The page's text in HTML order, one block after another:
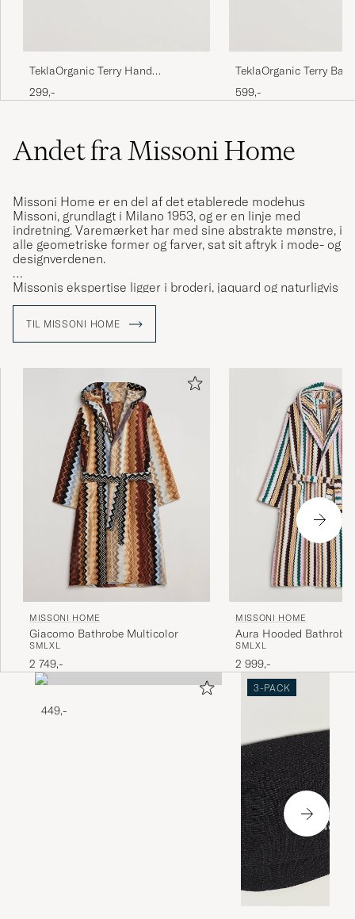
TeklaOrganic Terry Hand
TowelSailor Stripes
299,-
TeklaOrganic Terry Bath
TowelSailor Stripes
599,-
Andet fra Missoni Home
Missoni Home er en del af det etablerede modehus
Missoni, grundlagt i Milano 1953, og er en linje med
indretning. Varemærket har med sine abstrakte mønstre, i
alle geometriske former og farver, sat sit aftryk i mode- og
designverdenen.
Missonis ekspertise ligger i broderi, jaquard og naturligvis
det klassiske zigzag-mønster, som forbindes med
kulør på hverdagen.
TIL MISSONI HOME
MISSONI HOME
Giacomo Bathrobe Multicolor
SMLXL
2 749,-
MISSONI HOME
Aura Hooded
SMLXL
2 999,-
449,-
3-PACK